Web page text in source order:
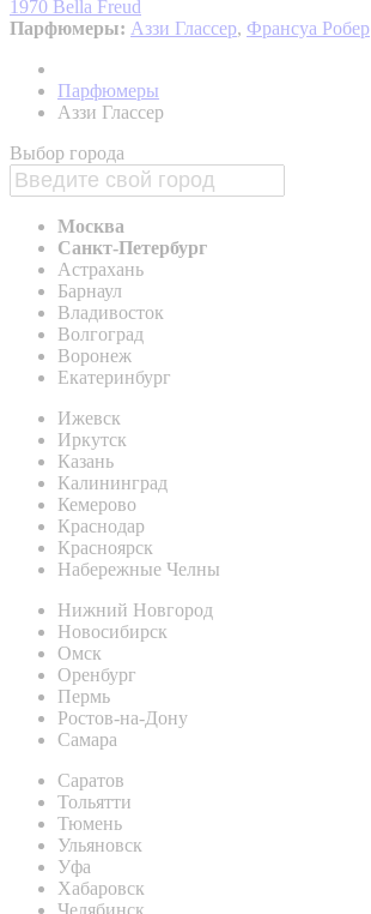
1970 Bella Freud
Парфюмеры: Аззи Глассер, Франсуа Робер
Парфюмеры
Аззи Глассер
Выбор города
Москва
Санкт-Петербург
Астрахань
Барнаул
Владивосток
Волгоград
Воронеж
Екатеринбург
Ижевск
Иркутск
Казань
Калининград
Кемерово
Краснодар
Красноярск
Набережные Челны
Нижний Новгород
Новосибирск
Омск
Оренбург
Пермь
Ростов-на-Дону
Самара
Саратов
Тольятти
Тюмень
Ульяновск
Уфа
Хабаровск
Челябинск